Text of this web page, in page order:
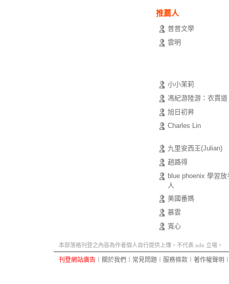
推薦人
普普文學
雲明
小小茉莉
馮紀游陸游：衣貫道
旭日初昇
Charles Lin
九里安西王(Julian)
趙路得
blue phoenix 學習放
人
美國番媽
慕雲
寬心
本部落格刊登之內容為作者個人自行提供上傳，不代表 udn 立場。
刊登網站廣告 關於我們 常見問題 服務條款 著作權聲明